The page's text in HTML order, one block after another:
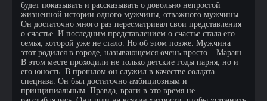
будет показывать и рассказывать о довольно непростой
жизненной истории одного мужчины, отважного мужчины.
Он достаточно много раз пересматривал свои представления
о счастье. И последним представлением о счастье стала его
семья, которой уже не стало. Но об этом позже. Мужчина
этот родился в городе, называющемся очень просто – Мараш.
В этом месте проходили не только детские годы парня, но и
его юность. В прошлом он служил в качестве солдата
спецназа. Он был достаточно амбициозным и
принципиальным. Правда, враги в это время не